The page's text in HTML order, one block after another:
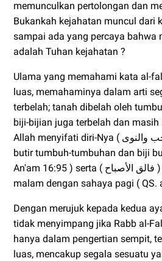
memunculkan pertolongan dan
Bukankah kejahatan muncul dari
sampai ada yang percaya bahwa
adalah Tuhan kejahatan ?
Ulama yang memahami kata al-
luas, memahaminya dalam arti
terbelah; tanah dibelah oleh
biji-bijian juga terbelah dan
Allah menyifati diri-Nya ( فالق الحب والنوى ) pembelah
butir tumbuh-tumbuhan dan biji
An'am 16:95 ) serta ( فالق الأصباح ) pembelah kegelapan
malam dengan sahaya pagi ( QS.
Dengan merujuk kepada kedua
tidak menyimpang jika Rabb al-
hanya dalam pengertian sempit,
luas, mencakup segala sesuatu